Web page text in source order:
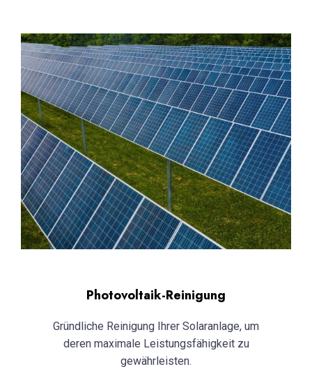
Photovoltaik-Reinigung
Gründliche Reinigung Ihrer Solaranlage, um
deren maximale Leistungsfähigkeit zu
gewährleisten.